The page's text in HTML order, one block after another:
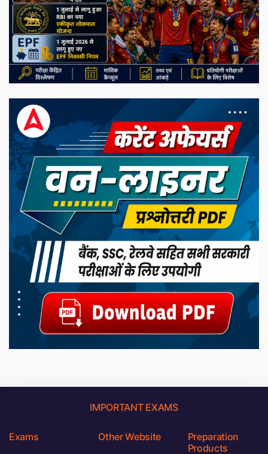
IMPORTANT EXAMS
Exams Other Website
Preparation
Products